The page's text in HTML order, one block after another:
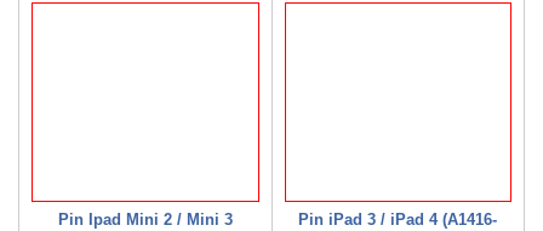
Pin Ipad Mini 2 / Mini 3
Pin iPad 3 / iPad 4 (A1416-